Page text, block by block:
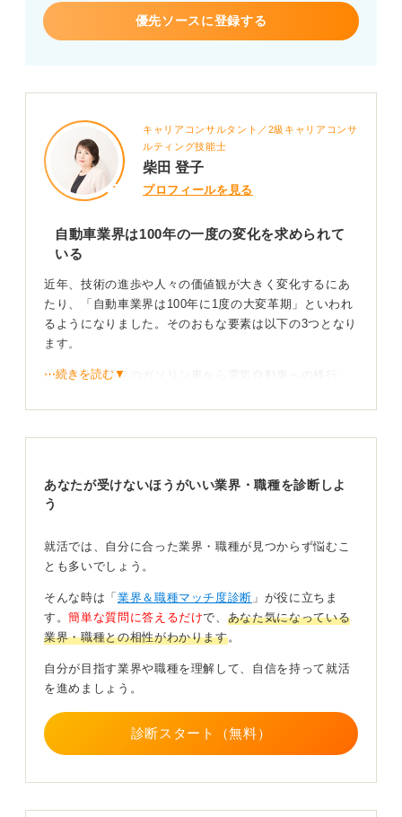
優先ソースに登録する
キャリアコンサルタント／2級キャリアコンサ
ルティング技能士
柴田 登子
プロフィールを見る
自動車業界は100年の一度の変化を求められて
いる
近年、技術の進歩や人々の価値観が大きく変化するにあ
たり、「自動車業界は100年に1度の大変革期」といわれ
るようになりました。そのおもな要素は以下の3つとなり
ます。
①電動化：既存のガソリン車から電気自動車への移行
③コネクテッド化：自動車がインターネットなどを介し
術をモノづくりに付加させます。そのため、自動車業界
各社は既存のビジネスモデルからの脱却や転換を求めら
今後の自動車業界では他分野の知識や柔軟性が強み
これらの変革から、自動車業界を希望する学生は、これ
まで必要とされた「製造業」のスキル以外にも求められ
るものが増えました。
たとえば、ITやデータ分析などといった分野の知識があ
れば、採用のチャンスはかなり広がるといえるのです。
また、現在の急速な技術革新の流れに臨機応変に対応で
きる柔軟性や、さまざまな分野と連携できる姿勢なども
それらを充分アピールできるよう、自身の強みをしっか
⋯続きを読む▼
あなたが受けないほうがいい業界・職種を診断しよ
う
就活では、自分に合った業界・職種が見つからず悩むこ
とも多いでしょう。
そんな時は「 業界＆職種マッチ度診断 」が役に立ちま
す。簡単な質問に答えるだけで、 あなた気になっている
業界・職種との相性がわかります。
自分が目指す業界や職種を理解して、自信を持って就活
を進めましょう。
診断スタート（無料）